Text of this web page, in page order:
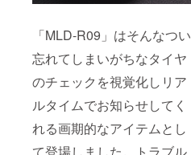
「MLD-R09」はそんなつい
忘れてしまいがちなタイヤ
のチェックを視覚化しリア
ルタイムでお知らせしてく
れる画期的なアイテムとし
て登場しました。トラブル